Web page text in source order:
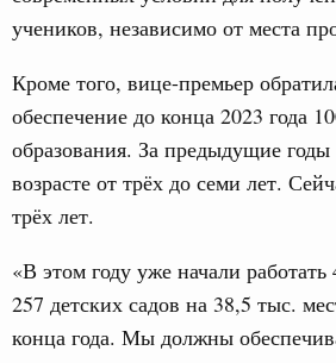
учеников, независимо от места
Кроме того, вице-премьер
обеспечение до конца 2023 года
образования. За предыдущие годы
возрасте от трёх до семи лет.
трёх лет.
«В этом году уже начали
257 детских садов на 38,5 тыс.
конца года. Мы должны
высших достижений и массовый
и Михаил
физкультурника
инновации. Некоммерческие
волонтёрство. Благотворительность
поздравила
Правительства Татьяна Голикова
движения «Волонтёры-медики» с